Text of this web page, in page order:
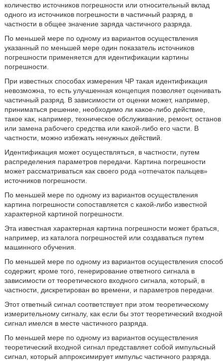
количество источников погрешности или относительный вклад
одного из источников погрешности в частичный разряд, в
частности в общее значение заряда частичного разряда.
По меньшей мере по одному из вариантов осуществления
указанный по меньшей мере один показатель источников
погрешности применяется для идентификации картины
погрешности.
При известных способах измерения ЧР такая идентификация
невозможна, то есть улучшенная концепция позволяет оценивать
частичный разряд. В зависимости от оценки может, например,
приниматься решение, необходимо ли какое-либо действие,
такое как, например, техническое обслуживание, ремонт, останов
или замена рабочего средства или какой-либо его части. В
частности, можно избежать ненужных действий.
Идентификация может осуществляться, в частности, путем
распределения параметров передачи. Картина погрешности
может рассматриваться как своего рода «отпечаток пальцев»
источников погрешности.
По меньшей мере по одному из вариантов осуществления
картина погрешности сопоставляется с какой-либо известной
характерной картиной погрешности.
Эта известная характерная картина погрешности может браться,
например, из каталога погрешностей или создаваться путем
машинного обучения.
По меньшей мере по одному из вариантов осуществления способ
содержит, кроме того, генерирование ответного сигнала в
зависимости от теоретического входного сигнала, который, в
частности, дискретирован во времени, и параметров передачи.
Этот ответный сигнал соответствует при этом теоретическому
измерительному сигналу, как если бы этот теоретический входной
сигнал имелся в месте частичного разряда.
По меньшей мере по одному из вариантов осуществления
теоретический входной сигнал представляет собой импульсный
сигнал, который аппроксимирует импульс частичного разряда.